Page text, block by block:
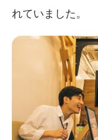
れていました。